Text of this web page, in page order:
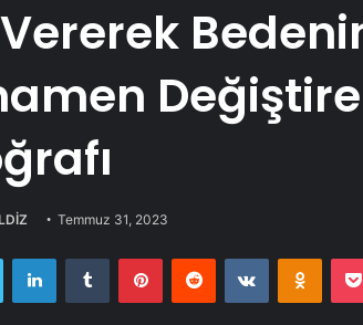
Temmuz 31, 2023
Twitter LinkedInTumblr PinterestReddit VKontakte